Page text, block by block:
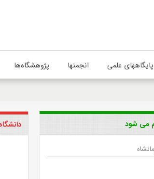
پایگاههای علمی انجمنها پژوهشگاه‌ها
می شود